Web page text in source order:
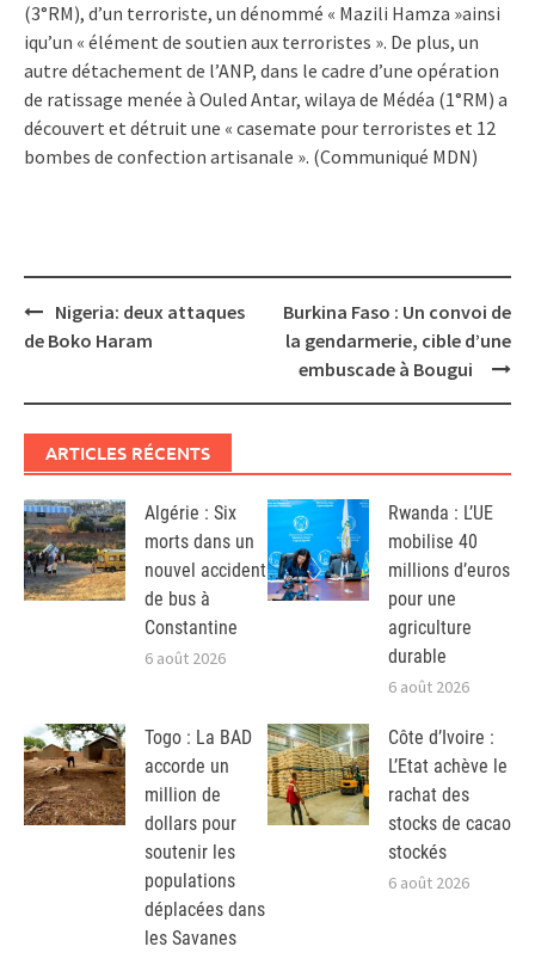
(3°RM), d’un terroriste, un dénommé « Mazili Hamza »ainsi
iqu’un « élément de soutien aux terroristes ». De plus, un
autre détachement de l’ANP, dans le cadre d’une opération
de ratissage menée à Ouled Antar, wilaya de Médéa (1°RM) a
découvert et détruit une « casemate pour terroristes et 12
bombes de confection artisanale ». (Communiqué MDN)
Post
navigation
Nigeria: deux attaques
de Boko Haram
Burkina Faso : Un convoi de
la gendarmerie, cible d’une
embuscade à Bougui
ARTICLES RÉCENTS
Algérie : Six
morts dans un
nouvel accident
de bus à
Constantine
6 août 2026
Rwanda : L’UE
mobilise 40
millions d’euros
pour une
agriculture
durable
6 août 2026
Togo : La BAD
accorde un
million de
dollars pour
soutenir les
populations
déplacées dans
les Savanes
Côte d’Ivoire :
L’Etat achève le
rachat des
stocks de cacao
stockés
6 août 2026